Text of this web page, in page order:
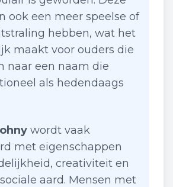
ook een meer speelse of
hebben, wat het
maakt voor ouders die
naar een naam die
als hedendaags
wordt vaak
met eigenschappen
creativiteit en
aard. Mensen met